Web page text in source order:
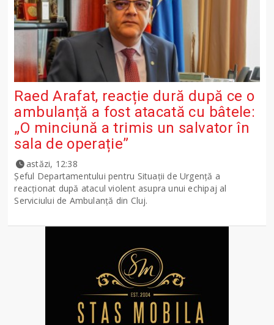
Raed Arafat, reacție dură după ce o
ambulanță a fost atacată cu bâtele:
„O minciună a trimis un salvator în
sala de operație”
astăzi, 12:38
Șeful Departamentului pentru Situații de Urgență a
reacționat după atacul violent asupra unui echipaj al
Serviciului de Ambulanță din Cluj.